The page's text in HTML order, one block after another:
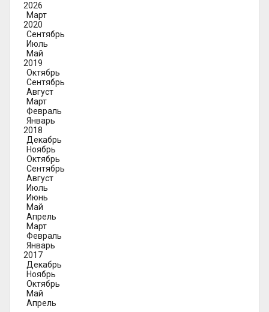
2026
Март
2020
Сентябрь
Июль
Май
2019
Октябрь
Сентябрь
Август
Март
Февраль
Январь
2018
Декабрь
Ноябрь
Октябрь
Сентябрь
Август
Июль
Июнь
Май
Апрель
Март
Февраль
Январь
2017
Декабрь
Ноябрь
Октябрь
Май
Апрель